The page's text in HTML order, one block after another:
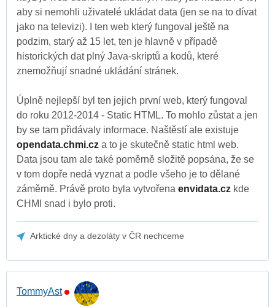
aby si nemohli uživatelé ukládat data (jen se na to dívat
jako na televizi). I ten web který fungoval ještě na
podzim, starý až 15 let, ten je hlavně v případě
historických dat plný Java-skriptů a kodů, které
znemožňují snadné ukládání stránek.
Úplně nejlepší byl ten jejich první web, který fungoval
do roku 2012-2014 - Static HTML. To mohlo zůstat a jen
by se tam přidávaly informace. Naštěstí ale existuje
opendata.chmi.cz a to je skutečně static html web.
Data jsou tam ale také poměrně složitě popsána, že se
v tom dopře nedá vyznat a podle všeho je to dělané
záměrně. Právě proto byla vytvořena envidata.cz kde
CHMI snad i bylo proti.
Arktické dny a dezoláty v ČR nechceme
TommyAst